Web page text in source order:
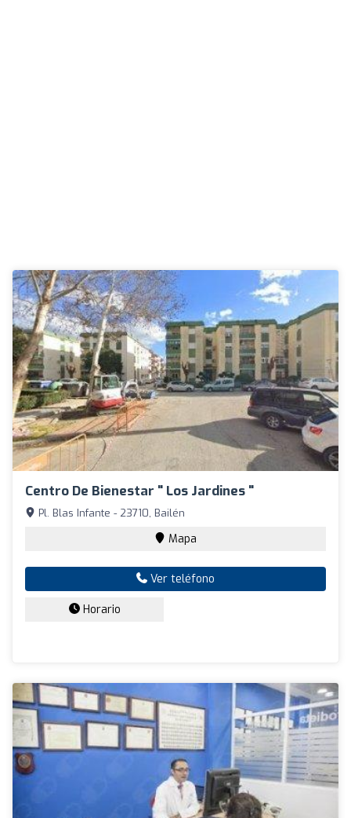
Centro De Bienestar " Los Jardines "
Pl. Blas Infante - 23710, Bailén
Mapa
Ver teléfono
Horario